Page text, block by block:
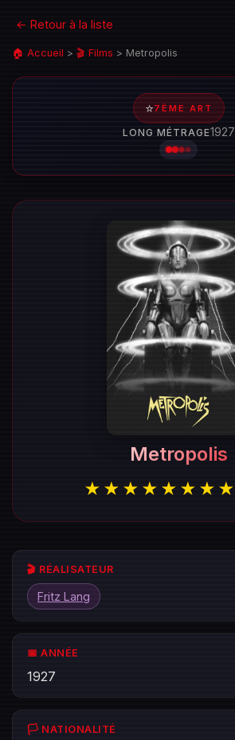
← Retour à la liste
🏠 Accueil > 🎬 Films > Metropolis
⭐7ÈME ART
LONG MÉTRAGE1927
Metropolis
★★★★★★★★
🎬 RÉALISATEUR
Fritz Lang
📅 ANNÉE
1927
🏳️ NATIONALITÉ